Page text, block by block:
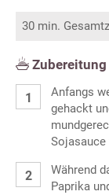
30 min.
Zubereitung
Anfangs
gehackt
Während
Paprika